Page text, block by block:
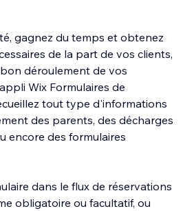
gagnez du temps et obtenez
de la part de vos clients,
déroulement de vos
Wix Formulaires de
tout type d'informations
des parents, des décharges
encore des formulaires
dans le flux de réservations
obligatoire ou facultatif, ou